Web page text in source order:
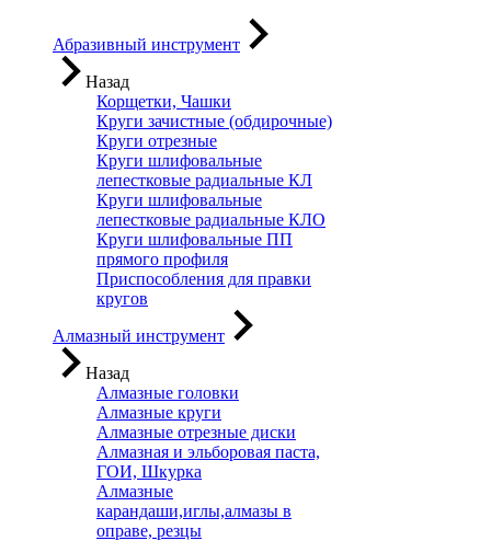
Абразивный инструмент
Назад
Корщетки, Чашки
Круги зачистные (обдирочные)
Круги отрезные
Круги шлифовальные
лепестковые радиальные КЛ
Круги шлифовальные
лепестковые радиальные КЛО
Круги шлифовальные ПП
прямого профиля
Приспособления для правки
кругов
Алмазный инструмент
Назад
Алмазные головки
Алмазные круги
Алмазные отрезные диски
Алмазная и эльборовая паста,
ГОИ, Шкурка
Алмазные
карандаши,иглы,алмазы в
оправе, резцы